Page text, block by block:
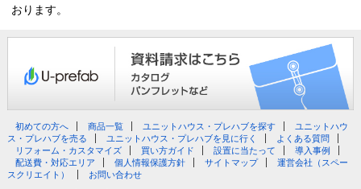
おります。
初めての方へ 商品一覧 ユニットハウス・プレハブを探す
ユニットハウ
ス・プレハブを売る
ユニットハウス・プレハブを見に行く
よくある質問
リフォーム・カスタマイズ
買い方ガイド 設置に当たって
導入事例
配送費・対応エリア
個人情報保護方針 サイトマップ
運営会社（スペー
スクリエイト）
お問い合わせ